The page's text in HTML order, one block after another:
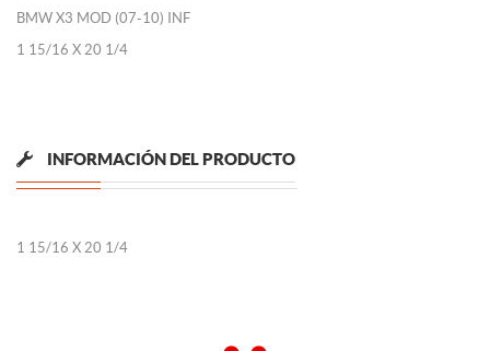
BMW X3 MOD (07-10) INF
1 15/16 X 20 1/4
INFORMACIÓN DEL PRODUCTO
1 15/16 X 20 1/4